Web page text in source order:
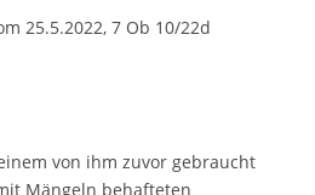
25.5.2022, 7 Ob 10/22d
von ihm zuvor gebraucht
Mängeln behafteten